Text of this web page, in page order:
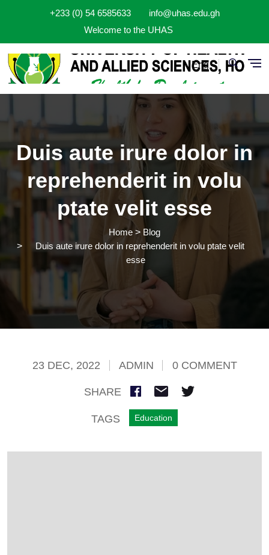
+233 (0) 54 6585633
info@uhas.edu.gh
Welcome to the UHAS
Eng
Duis aute irure dolor in
reprehenderit in volu
ptate velit esse
Home
Blog
Duis aute irure dolor in reprehenderit in volu ptate velit
esse
23 DEC, 2022 ADMIN 0 COMMENT
SHARE
TAGS Education